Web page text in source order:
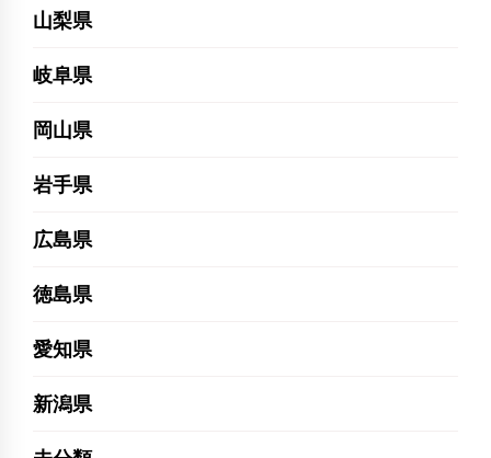
山梨県
岐阜県
岡山県
岩手県
広島県
徳島県
愛知県
新潟県